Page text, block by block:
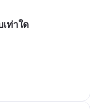
ท่าใด